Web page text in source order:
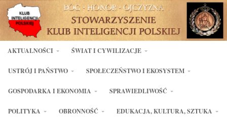
AKTUALNOŚCI ŚWIAT I CYWILIZACJE
USTRÓJ I PAŃSTWO SPOŁECZEŃSTWO I EKOSYSTEM
GOSPODARKA I EKONOMIA SPRAWIEDLIWOŚĆ
POLITYKA OBRONNOŚĆ EDUKACJA, KULTURA, SZTUKA